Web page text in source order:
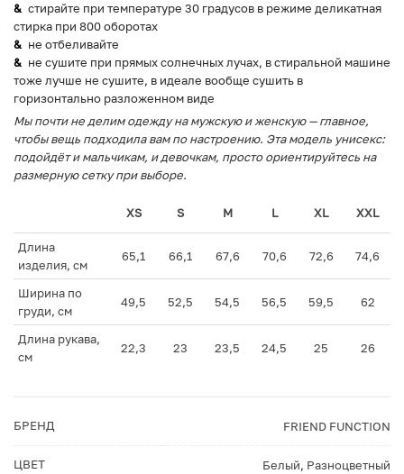
стирайте при температуре 30 градусов в режиме деликатная
стирка при 800 оборотах
не отбеливайте
не сушите при прямых солнечных лучах, в стиральной машине
тоже лучше не сушите, в идеале вообще сушить в
горизонтально разложенном виде
Мы почти не делим одежду на мужскую и женскую — главное,
чтобы вещь подходила вам по настроению. Эта модель унисекс:
подойдёт и мальчикам, и девочкам, просто ориентируйтесь на
размерную сетку при выборе.
XS S M L XL XXL
Длина
изделия, см
65,1 66,1 67,6 70,6 72,6 74,6
Ширина по
груди, см
49,5 52,5 54,5 56,5 59,5 62
Длина рукава,
см
22,3 23 23,5 24,5 25 26
БРЕНД FRIEND FUNCTION
ЦВЕТ Белый, Разноцветный